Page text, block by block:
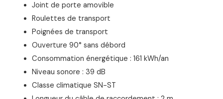
Joint de porte amovible
Roulettes de transport
Poignées de transport
Ouverture 90° sans débord
Consommation énergétique : 161 kWh/an
Niveau sonore : 39 dB
Classe climatique SN-ST